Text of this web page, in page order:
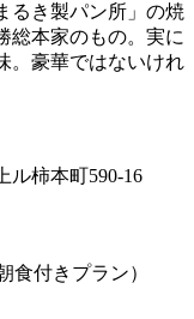
るき製パン所」の焼
総本家のもの。実に
。豪華ではないけれ
ル柿本町590-16
食付きプラン）